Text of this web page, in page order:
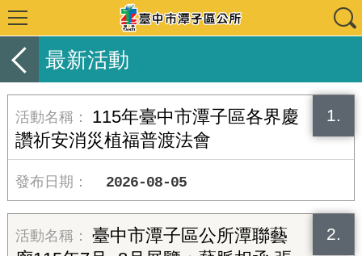
最新活動
1.
115年臺中市潭子區各界慶
讚祈安消災植福普渡法會
2026-08-05
2.
臺中市潭子區公所潭聯藝